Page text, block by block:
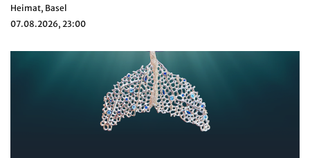
Heimat, Basel
07.08.2026, 23:00